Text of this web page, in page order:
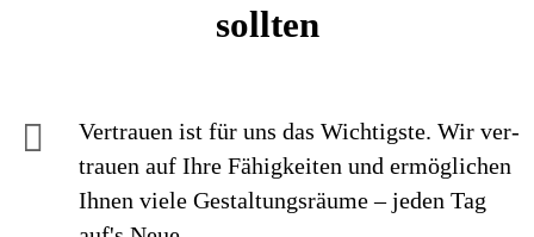
sollten
Vertrauen ist für uns das Wichtigste. Wir ver­
trauen auf Ihre Fähig­keiten und ermög­lichen
Ihnen viele Gestaltungs­räume – jeden Tag